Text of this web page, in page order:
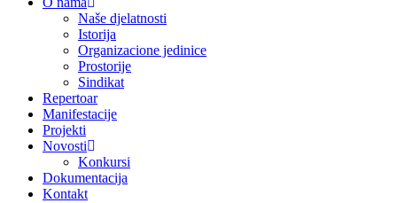
Naše djelatnosti
Istorija
Organizacione jedinice
Prostorije
Sindikat
Repertoar
Manifestacije
Projekti
Novosti
Konkursi
Dokumentacija
Kontakt